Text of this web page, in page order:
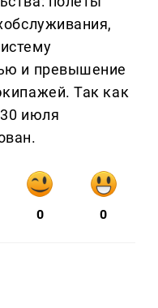
и превышение
Так как
июля
0 0